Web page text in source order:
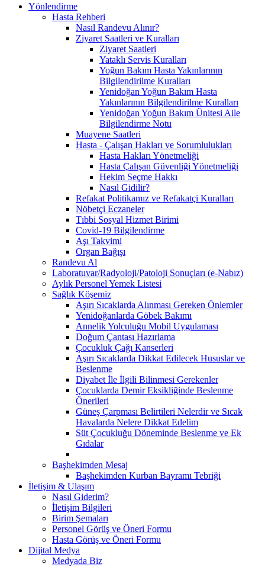
Yönlendirme
Hasta Rehberi
Nasıl Randevu Alınır?
Ziyaret Saatleri ve Kuralları
Ziyaret Saatleri
Yataklı Servis Kuralları
Yoğun Bakım Hasta Yakınlarının
Bilgilendirilme Kuralları
Yenidoğan Yoğun Bakım Hasta
Yakınlarının Bilgilendirilme Kuralları
Yenidoğan Yoğun Bakım Ünitesi Aile
Bilgilendirme Notu
Muayene Saatleri
Hasta - Çalışan Hakları ve Sorumlulukları
Hasta Hakları Yönetmeliği
Hasta Çalışan Güvenliği Yönetmeliği
Hekim Seçme Hakkı
Nasıl Gidilir?
Refakat Politikamız ve Refakatçi Kuralları
Nöbetçi Eczaneler
Tıbbi Sosyal Hizmet Birimi
Covid-19 Bilgilendirme
Aşı Takvimi
Organ Bağışı
Randevu Al
Laboratuvar/Radyoloji/Patoloji Sonuçları (e-Nabız)
Aylık Personel Yemek Listesi
Sağlık Köşemiz
Aşırı Sıcaklarda Alınması Gereken Önlemler
Yenidoğanlarda Göbek Bakımı
Annelik Yolculuğu Mobil Uygulaması
Doğum Çantası Hazırlama
Çocukluk Çağı Kanserleri
Aşırı Sıcaklarda Dikkat Edilecek Hususlar ve
Beslenme
Diyabet İle İlgili Bilinmesi Gerekenler
Çocuklarda Demir Eksikliğinde Beslenme
Önerileri
Güneş Çarpması Belirtileri Nelerdir ve Sıcak
Havalarda Nelere Dikkat Edelim
Süt Çocukluğu Döneminde Beslenme ve Ek
Gıdalar
Başhekimden Mesaj
Başhekimden Kurban Bayramı Tebriği
İletişim & Ulaşım
Nasıl Giderim?
İletişim Bilgileri
Birim Şemaları
Personel Görüş ve Öneri Formu
Hasta Görüş ve Öneri Formu
Dijital Medya
Medyada Biz